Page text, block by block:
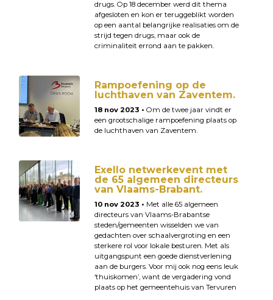
drugs. Op 18 december werd dit thema
afgesloten en kon er teruggeblikt worden
op een aantal belangrijke realisaties om de
strijd tegen drugs, maar ook de
criminaliteit errond aan te pakken.
Rampoefening op de
luchthaven van Zaventem.
18 nov 2023 • Om de twee jaar vindt er
een grootschalige rampoefening plaats op
de luchthaven van Zaventem.
Exello netwerkevent met
de 65 algemeen directeurs
van Vlaams-Brabant.
10 nov 2023 • Met alle 65 algemeen
directeurs van Vlaams-Brabantse
steden/gemeenten wisselden we van
gedachten over schaalvergroting en een
sterkere rol voor lokale besturen. Met als
uitgangspunt een goede dienstverlening
aan de burgers. Voor mij ook nog eens leuk
‘thuiskomen’, want de vergadering vond
plaats op het gemeentehuis van Tervuren